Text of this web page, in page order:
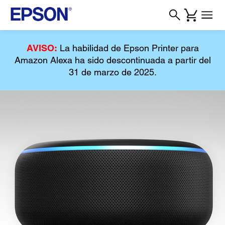
AVISO: La habilidad de Epson Printer para
Amazon Alexa ha sido descontinuada a partir del
31 de marzo de 2025.